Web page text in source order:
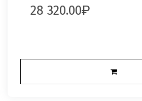
28 320.00